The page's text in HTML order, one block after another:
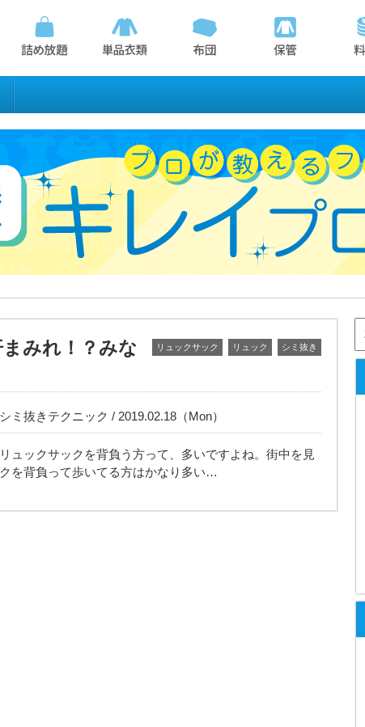
シミ抜き
リュック
リュックサック
みれ！？みな
ミ抜きテクニック / 2019.02.18（Mon）
ュックサックを背負う方って、多いですよね。街中を見
を背負って歩いてる方はかなり多い…